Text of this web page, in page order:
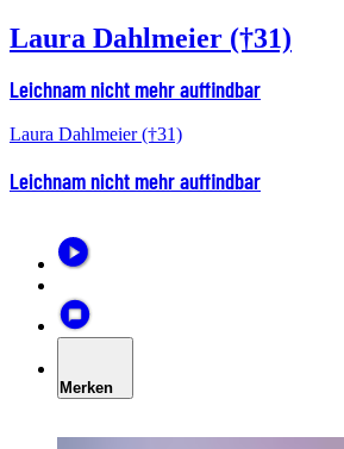
Laura Dahlmeier (†31)
Leichnam nicht mehr auffindbar
Laura Dahlmeier (†31)
Leichnam nicht mehr auffindbar
Merken